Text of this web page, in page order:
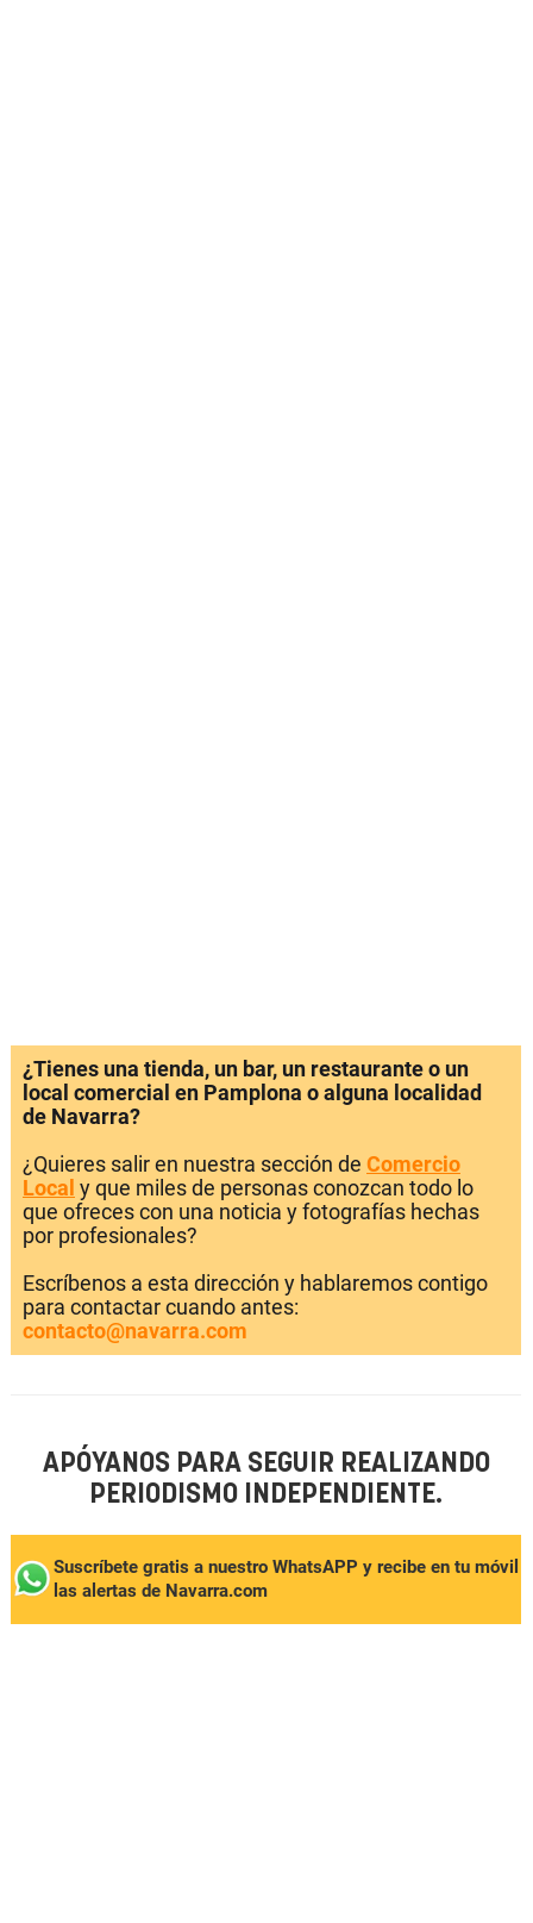
¿Tienes una tienda, un bar, un restaurante o un
local comercial en Pamplona o alguna localidad
de Navarra?
¿Quieres salir en nuestra sección de Comercio
Local y que miles de personas conozcan todo lo
que ofreces con una noticia y fotografías hechas
por profesionales?
Escríbenos a esta dirección y hablaremos contigo
para contactar cuando antes:
contacto@navarra.com
APÓYANOS PARA SEGUIR REALIZANDO
PERIODISMO INDEPENDIENTE.
Suscríbete gratis a nuestro WhatsAPP y recibe en tu móvil
las alertas de Navarra.com